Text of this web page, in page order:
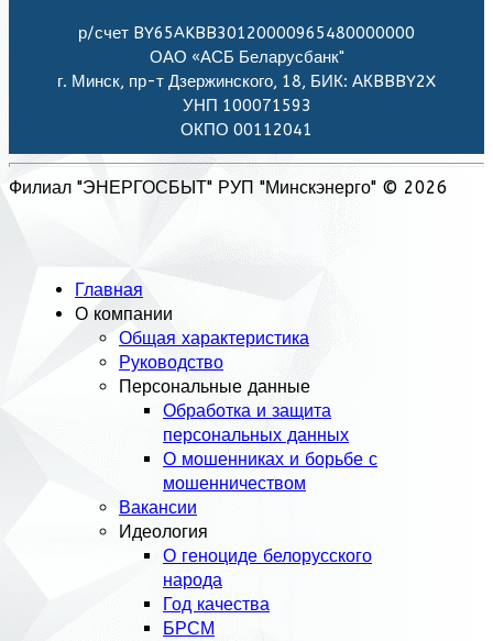
р/счет BY65AKBB30120000965480000000
ОАО «АСБ Беларусбанк"
г. Минск, пр-т Дзержинского, 18, БИК: АКBBBY2X
УНП 100071593
ОКПО 00112041
Филиал "ЭНЕРГОСБЫТ" РУП "Минскэнерго" © 2026
Главная
О компании
Общая характеристика
Руководство
Персональные данные
Обработка и защита
персональных данных
О мошенниках и борьбе с
мошенничеством
Вакансии
Идеология
О геноциде белорусского
народа
Год качества
БРСМ